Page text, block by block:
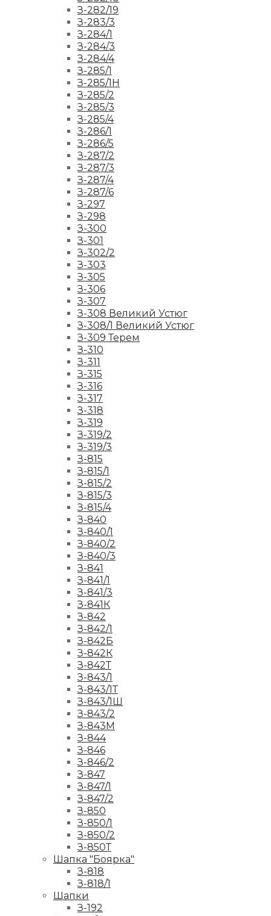
З-282/19
З-283/3
З-284/1
З-284/3
З-284/4
З-285/1
З-285/1Н
З-285/2
З-285/3
З-285/4
З-286/1
З-286/5
З-287/2
З-287/3
З-287/4
З-287/6
З-297
З-298
З-300
З-301
З-302/2
З-303
З-305
З-306
З-307
З-308 Великий Устюг
З-308/1 Великий Устюг
З-309 Терем
З-310
З-311
З-315
З-316
З-317
З-318
З-319
З-319/2
З-319/3
З-815
З-815/1
З-815/2
З-815/3
З-815/4
З-840
З-840/1
З-840/2
З-840/3
З-841
З-841/1
З-841/3
З-841К
З-842
З-842/1
З-842Б
З-842К
З-842Т
З-843/1
З-843/1Т
З-843/1Ш
З-843/2
З-843М
З-844
З-846
З-846/2
З-847
З-847/1
З-847/2
З-850
З-850/1
З-850/2
З-850Т
Шапка "Боярка"
З-818
З-818/1
Шапки
З-192